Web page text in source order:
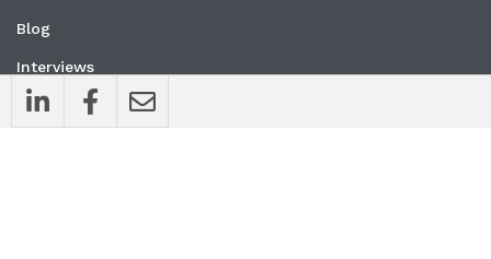
Blog
Interviews
Nieuws